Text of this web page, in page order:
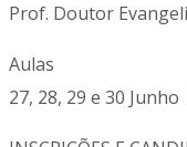
Prof. Doutor
Aulas
27, 28, 29 e 30